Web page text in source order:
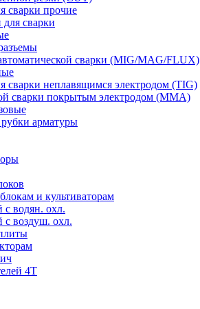
сварки прочие
сварки
сварки (MIG/MAG/FLUX)
сварки неплавящимся электродом (TIG)
сварки покрытым электродом (MMA)
арматуры
и культиваторам
с водян. охл.
с воздуш. охл.
4Т